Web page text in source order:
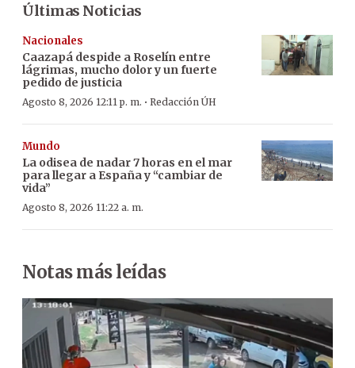
Últimas Noticias
Nacionales
Caazapá despide a Roselín entre
lágrimas, mucho dolor y un fuerte
pedido de justicia
Agosto 8, 2026 12:11 p. m. · Redacción ÚH
Mundo
La odisea de nadar 7 horas en el mar
para llegar a España y “cambiar de
vida”
Agosto 8, 2026 11:22 a. m.
Notas más leídas